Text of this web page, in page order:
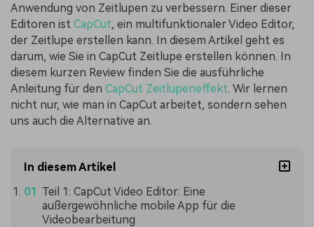
Anwendung von Zeitlupen zu verbessern. Einer dieser
Editoren ist CapCut, ein multifunktionaler Video Editor,
der Zeitlupe erstellen kann. In diesem Artikel geht es
darum, wie Sie in CapCut Zeitlupe erstellen können. In
diesem kurzen Review finden Sie die ausführliche
Anleitung für den CapCut Zeitlupeneffekt. Wir lernen
nicht nur, wie man in CapCut arbeitet, sondern sehen
uns auch die Alternative an.
In diesem Artikel
Teil 1: CapCut Video Editor: Eine
außergewöhnliche mobile App für die
Videobearbeitung